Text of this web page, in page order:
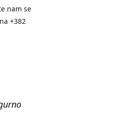
nam se
+382